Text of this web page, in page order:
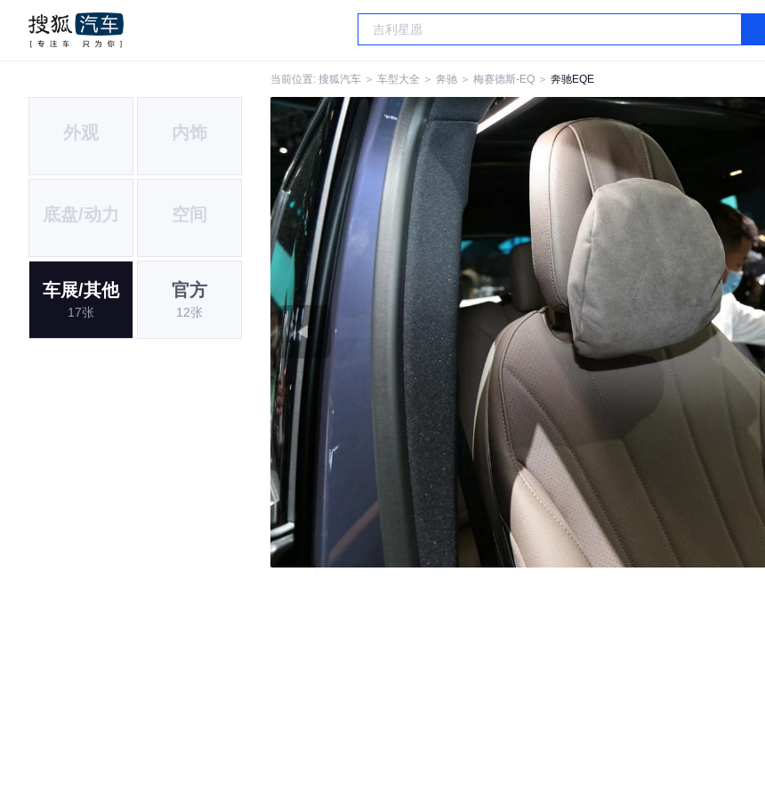
当前位置: 搜狐汽车 ＞ 车型大全 ＞ 奔驰 ＞ 梅赛德斯-EQ ＞ 奔驰EQE
外观 内饰
底盘/动力 空间
车展/其他
17张
官方
12张